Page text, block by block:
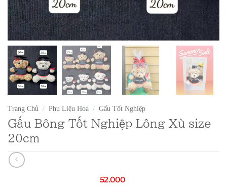
Trang Chủ / Phụ Liệu Hoa / Gấu Tốt Nghiệp
Gấu Bông Tốt Nghiệp Lông Xù size
20cm
52.000